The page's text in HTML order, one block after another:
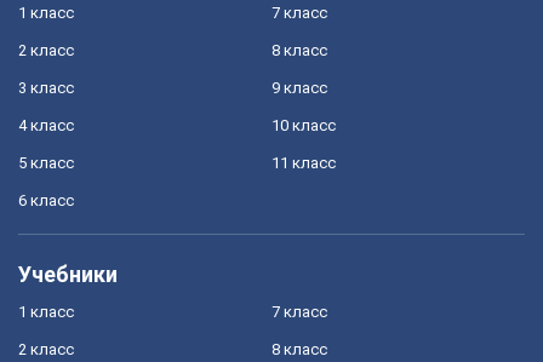
1 класс
2 класс
3 класс
4 класс
5 класс
6 класс
7 класс
8 класс
9 класс
10 класс
11 класс
Учебники
1 класс
2 класс
7 класс
8 класс